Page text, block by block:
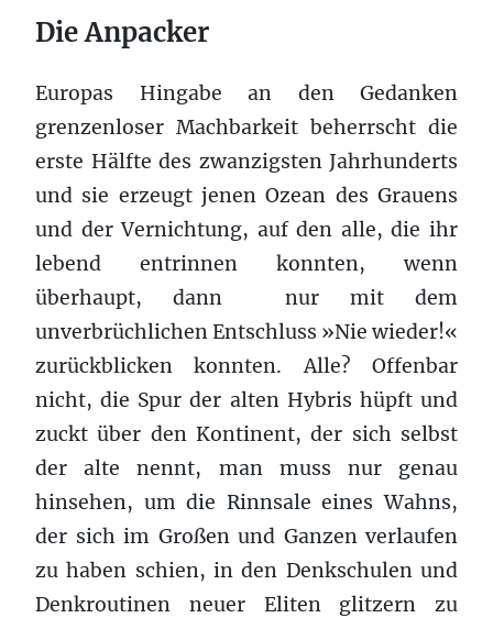
Die Anpacker
Europas Hingabe an den Gedanken
grenzenloser Machbarkeit beherrscht die
erste Hälfte des zwanzigsten Jahrhunderts
und sie erzeugt jenen Ozean des Grauens
und der Vernichtung, auf den alle, die ihr
lebend entrinnen konnten, wenn
überhaupt, dann nur mit dem
unverbrüchlichen Entschluss »Nie wieder!«
zurückblicken konnten. Alle? Offenbar
nicht, die Spur der alten Hybris hüpft und
zuckt über den Kontinent, der sich selbst
der alte nennt, man muss nur genau
hinsehen, um die Rinnsale eines Wahns,
der sich im Großen und Ganzen verlaufen
zu haben schien, in den Denkschulen und
Denkroutinen neuer Eliten glitzern zu